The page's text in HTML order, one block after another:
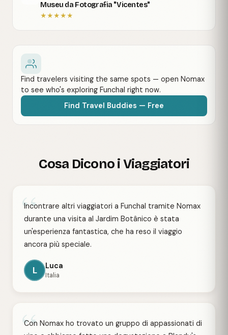
Museu da Fotografia "Vicentes"
★★★★★
Find travelers visiting the same spots — open Nomax
to see who's exploring Funchal right now.
Find Travel Buddies — Free
Cosa Dicono i Viaggiatori
“
Incontrare altri viaggiatori a Funchal tramite Nomax
durante una visita al Jardim Botânico è stata
un'esperienza fantastica, che ha reso il viaggio
ancora più speciale.
L Luca
Italia
Con Nomax ho trovato un gruppo di appassionati di